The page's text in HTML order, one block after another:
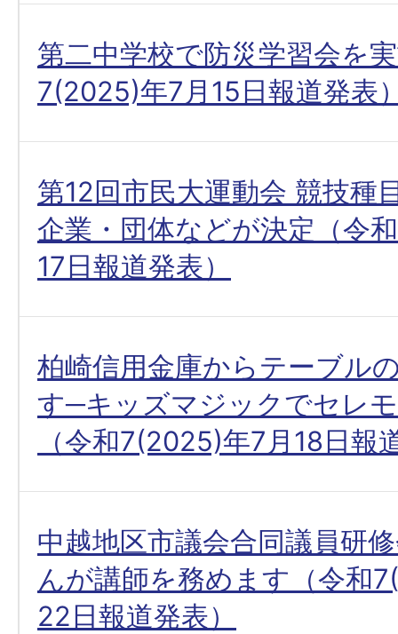
第二中学校で防災学習会を
7(2025)年7月15日報道発表
第12回市民大運動会 競技種
企業・団体などが決定（令
17日報道発表）
柏崎信用金庫からテーブル
す─キッズマジックでセレ
（令和7(2025)年7月18日報
中越地区市議会合同議員研
んが講師を務めます（令和
22日報道発表）